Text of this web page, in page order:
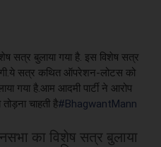
सत्र बुलाया गया है. इस विशेष सत्र
सत्र कथित ऑपरेशन-लोटस को
गया है.आम आदमी पार्टी ने आरोप
चाहती है#BhagwantMann
का विशेष सत्र बुलाया